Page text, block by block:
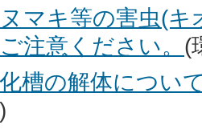
マキ等の害虫(
注意ください。 (
槽の解体につい